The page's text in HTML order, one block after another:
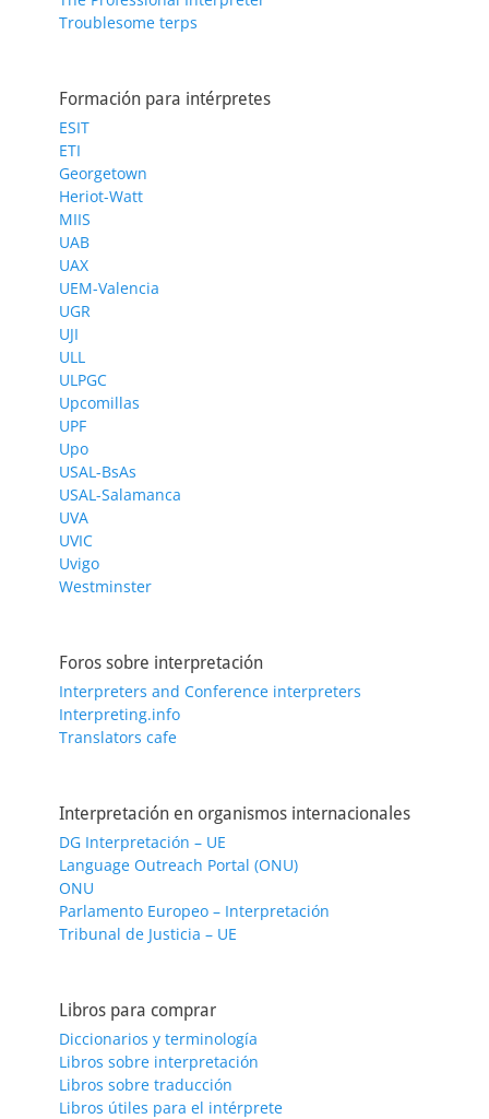
Troublesome terps
Formación para intérpretes
ESIT
ETI
Georgetown
Heriot-Watt
MIIS
UAB
UAX
UEM-Valencia
UGR
UJI
ULL
ULPGC
Upcomillas
UPF
Upo
USAL-BsAs
USAL-Salamanca
UVA
UVIC
Uvigo
Westminster
Foros sobre interpretación
Interpreters and Conference interpreters
Interpreting.info
Translators cafe
Interpretación en organismos internacionales
DG Interpretación – UE
Language Outreach Portal (ONU)
ONU
Parlamento Europeo – Interpretación
Tribunal de Justicia – UE
Libros para comprar
Diccionarios y terminología
Libros sobre interpretación
Libros sobre traducción
Libros útiles para el intérprete